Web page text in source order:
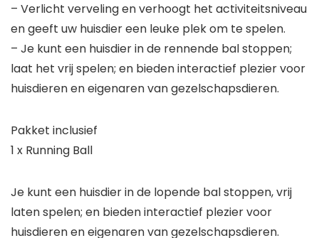
– Verlicht verveling en verhoogt het activiteitsniveau
en geeft uw huisdier een leuke plek om te spelen.
– Je kunt een huisdier in de rennende bal stoppen;
laat het vrij spelen; en bieden interactief plezier voor
huisdieren en eigenaren van gezelschapsdieren.
Pakket inclusief
1 x Running Ball
Je kunt een huisdier in de lopende bal stoppen, vrij
laten spelen; en bieden interactief plezier voor
huisdieren en eigenaren van gezelschapsdieren.